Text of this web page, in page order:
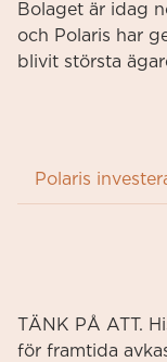
Bolaget är idag
och Polaris har
blivit största
Polaris
TÄNK PÅ ATT.
för framtida